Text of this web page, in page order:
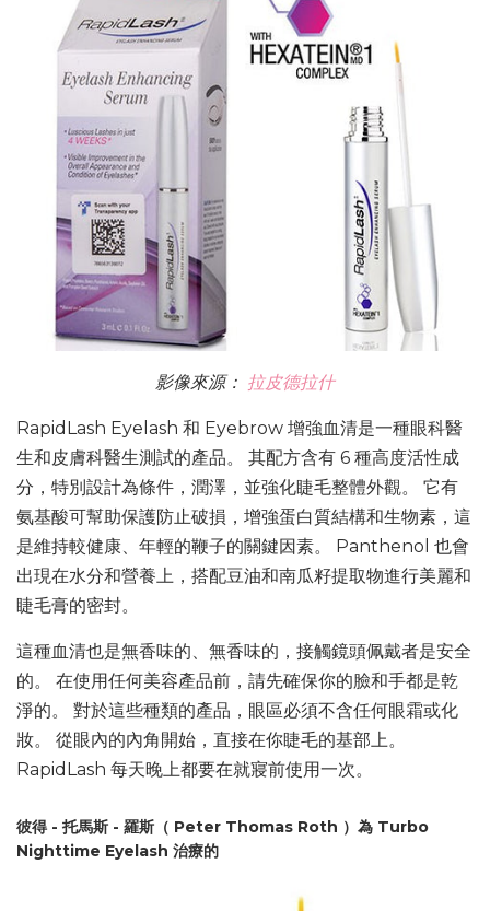
影像來源： 拉皮德拉什
RapidLash Eyelash 和 Eyebrow 增強血清是一種眼科醫
生和皮膚科醫生測試的產品。 其配方含有 6 種高度活性成
分，特別設計為條件，潤澤，並強化睫毛整體外觀。 它有
氨基酸可幫助保護防止破損，增強蛋白質結構和生物素，這
是維持較健康、年輕的鞭子的關鍵因素。 Panthenol 也會
出現在水分和營養上，搭配豆油和南瓜籽提取物進行美麗和
睫毛膏的密封。
這種血清也是無香味的、無香味的，接觸鏡頭佩戴者是安全
的。 在使用任何美容產品前，請先確保你的臉和手都是乾
淨的。 對於這些種類的產品，眼區必須不含任何眼霜或化
妝。 從眼內的內角開始，直接在你睫毛的基部上。
RapidLash 每天晚上都要在就寢前使用一次。
彼得 - 托馬斯 - 羅斯（ Peter Thomas Roth ）為 Turbo
Nighttime Eyelash 治療的